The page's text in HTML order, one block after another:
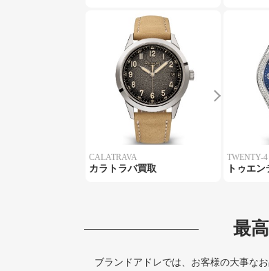
CALATRAVA
カラトラバ買取
TWENTY-4
トゥエ
最
ブランドアドレでは、お客様の大事な